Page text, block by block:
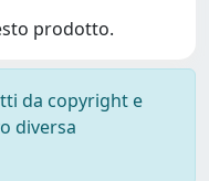
prodotto.
da copyright e
diversa